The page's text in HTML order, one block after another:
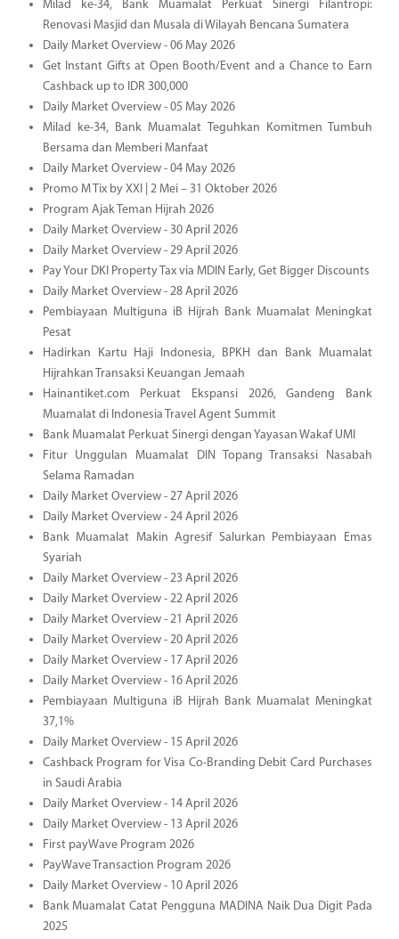
Milad ke-34, Bank Muamalat Perkuat Sinergi Filantropi:
Renovasi Masjid dan Musala di Wilayah Bencana Sumatera
Daily Market Overview - 06 May 2026
Get Instant Gifts at Open Booth/Event and a Chance to Earn
Cashback up to IDR 300,000
Daily Market Overview - 05 May 2026
Milad ke-34, Bank Muamalat Teguhkan Komitmen Tumbuh
Bersama dan Memberi Manfaat
Daily Market Overview - 04 May 2026
Promo M Tix by XXI | 2 Mei – 31 Oktober 2026
Program Ajak Teman Hijrah 2026
Daily Market Overview - 30 April 2026
Daily Market Overview - 29 April 2026
Pay Your DKI Property Tax via MDIN Early, Get Bigger Discounts
Daily Market Overview - 28 April 2026
Pembiayaan Multiguna iB Hijrah Bank Muamalat Meningkat
Pesat
Hadirkan Kartu Haji Indonesia, BPKH dan Bank Muamalat
Hijrahkan Transaksi Keuangan Jemaah
Hainantiket.com Perkuat Ekspansi 2026, Gandeng Bank
Muamalat di Indonesia Travel Agent Summit
Bank Muamalat Perkuat Sinergi dengan Yayasan Wakaf UMI
Fitur Unggulan Muamalat DIN Topang Transaksi Nasabah
Selama Ramadan
Daily Market Overview - 27 April 2026
Daily Market Overview - 24 April 2026
Bank Muamalat Makin Agresif Salurkan Pembiayaan Emas
Syariah
Daily Market Overview - 23 April 2026
Daily Market Overview - 22 April 2026
Daily Market Overview - 21 April 2026
Daily Market Overview - 20 April 2026
Daily Market Overview - 17 April 2026
Daily Market Overview - 16 April 2026
Pembiayaan Multiguna iB Hijrah Bank Muamalat Meningkat
37,1%
Daily Market Overview - 15 April 2026
Cashback Program for Visa Co-Branding Debit Card Purchases
in Saudi Arabia
Daily Market Overview - 14 April 2026
Daily Market Overview - 13 April 2026
First payWave Program 2026
PayWave Transaction Program 2026
Daily Market Overview - 10 April 2026
Bank Muamalat Catat Pengguna MADINA Naik Dua Digit Pada
2025